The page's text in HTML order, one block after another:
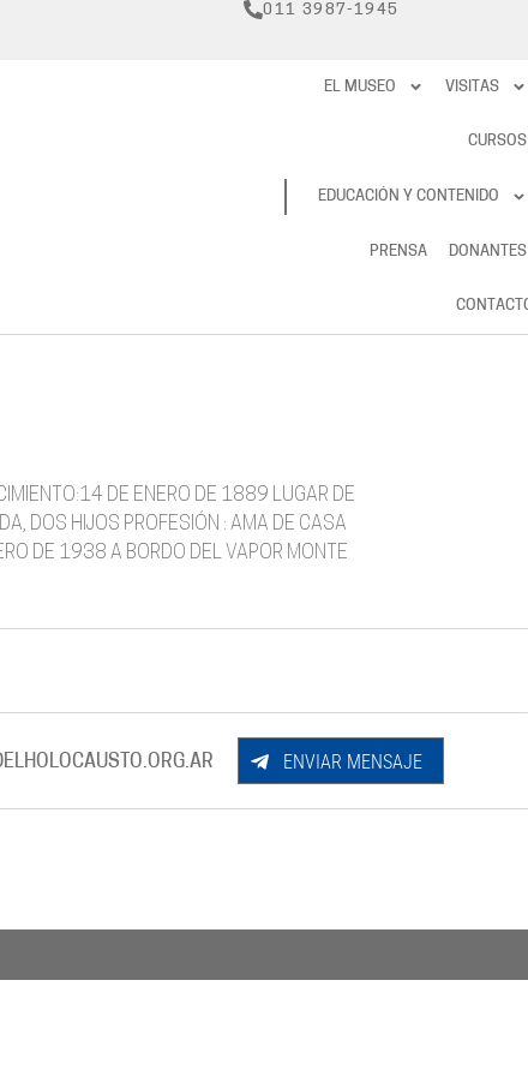
011 3987-1945
RESERVAS
EL MUSEO VISITAS
CURSOS
EDUCACIÓN Y CONTENIDO
PRENSA DONANTES
DE ENERO DE 1889 LUGAR DE
DOS HIJOS PROFESIÓN : AMA DE CASA
DE 1938 A BORDO DEL VAPOR MONTE
ENVIAR MENSAJE